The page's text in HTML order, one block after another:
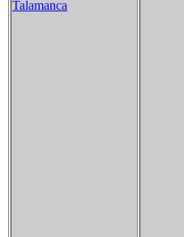
Talamanca